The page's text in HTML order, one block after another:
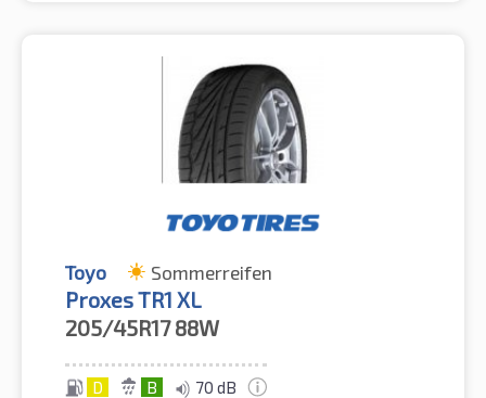
Toyo Sommerreifen
Proxes TR1 XL
205/45R17 88W
D B 70 dB